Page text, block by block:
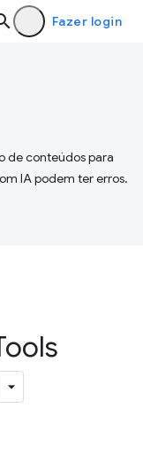
Fazer login
de conteúdos para
IA podem ter erros.